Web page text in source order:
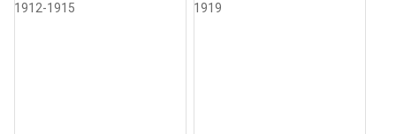
1912-1915 1919